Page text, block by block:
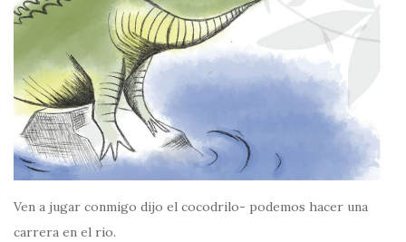
Ven a jugar conmigo dijo el cocodrilo- podemos hacer una
carrera en el rio.